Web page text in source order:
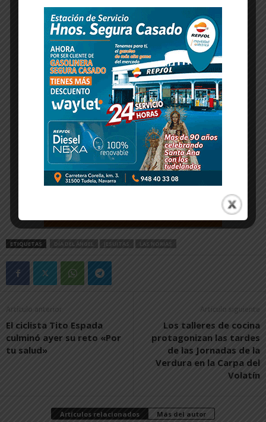
-- Publicidad --
ETIQUETAS DÍA DEL ÁNGEL JESUITAS LAS NORIAS
Artículo anterior
El ciclista Tito Espada
culminó ayer su reto «Por
tu salud»
Artículo siguiente
Los talleres de cocina
protagonizan las tardes
de las Jornadas de la
Verdura en la Carpa del
Volatín
Artículos relacionados Más del autor